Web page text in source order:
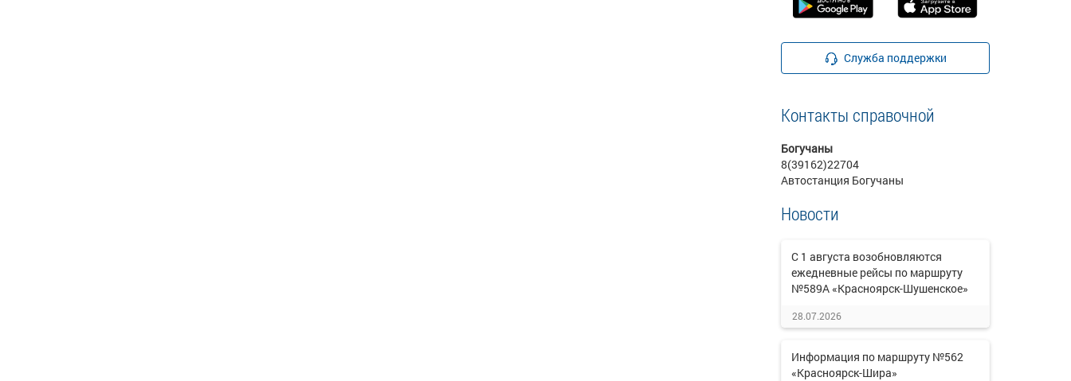
Служба поддержки
Контакты справочной
Богучаны
8(39162)22704
Автостанция Богучаны
Новости
С 1 августа возобновляются
ежедневные рейсы по маршруту
№589А «Красноярск-Шушенское»
28.07.2026
Информация по маршруту №562
«Красноярск-Шира»